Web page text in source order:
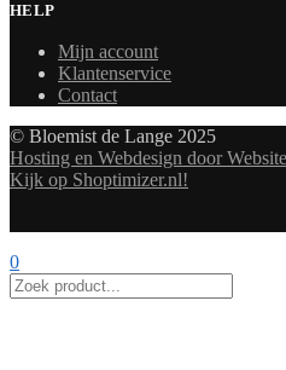
HELP
Mijn account
Klantenservice
Contact
© Bloemist de Lange 2025
Hosting en Webdesign door
Kijk op Shoptimizer.nl!
0